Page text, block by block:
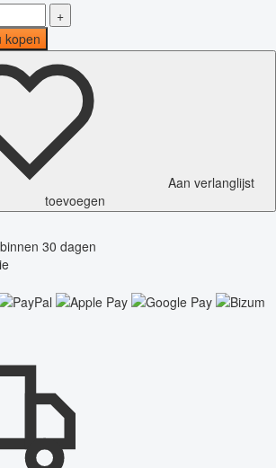
+
kopen
Aan verlanglijst
toevoegen
30 dagen